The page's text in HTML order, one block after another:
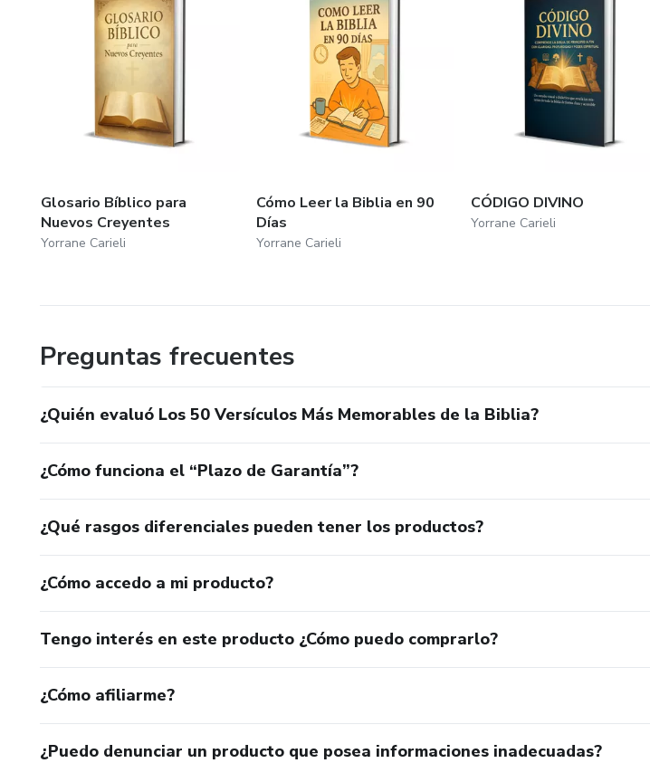
Glosario Bíblico para
Nuevos Creyentes
Yorrane Carieli
Cómo Leer la Biblia en 90
Días
Yorrane Carieli
CÓDIGO DIVINO
Yorrane Carieli
Preguntas frecuentes
¿Quién evaluó Los 50 Versículos Más Memorables de la Biblia?
¿Cómo funciona el “Plazo de Garantía”?
¿Qué rasgos diferenciales pueden tener los productos?
¿Cómo accedo a mi producto?
Tengo interés en este producto ¿Cómo puedo comprarlo?
¿Cómo afiliarme?
¿Puedo denunciar un producto que posea informaciones inadecuadas?